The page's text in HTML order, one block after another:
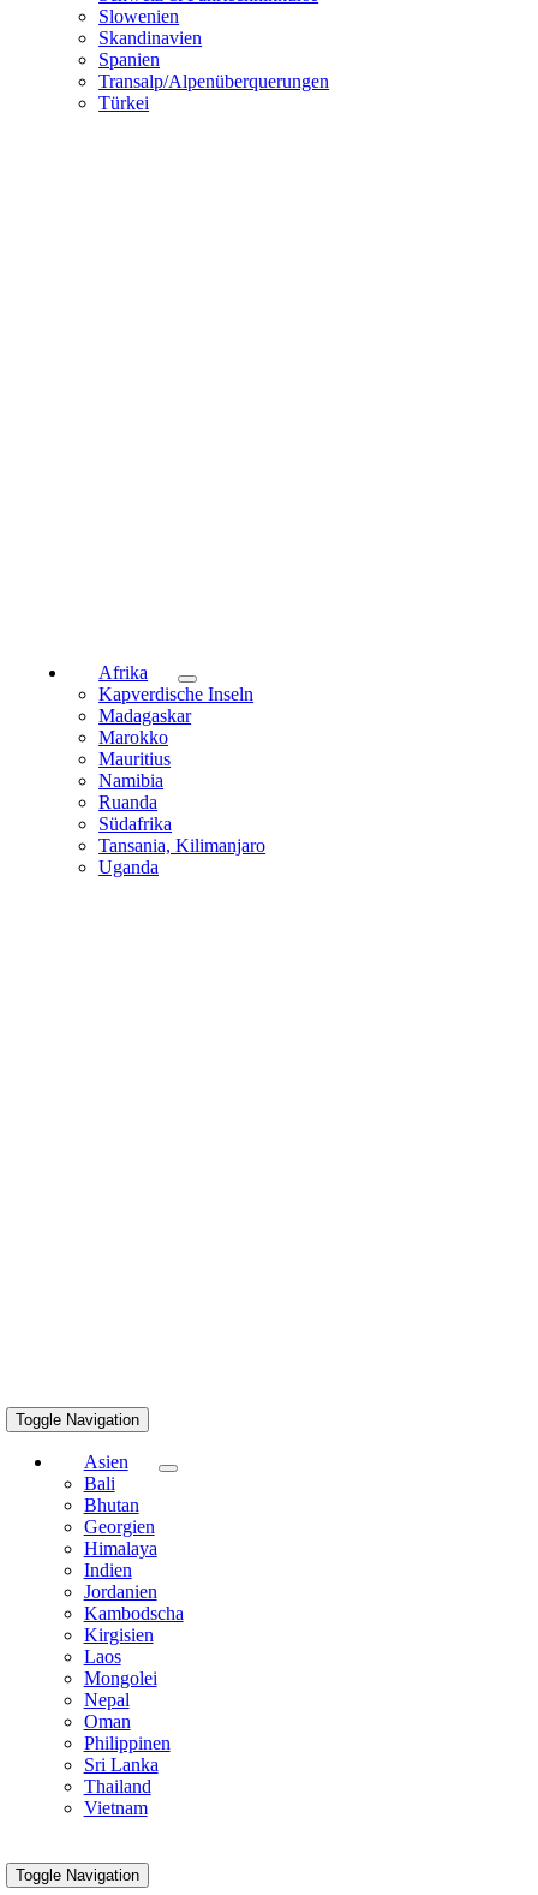
Slowenien
Skandinavien
Spanien
Transalp/Alpenüberquerungen
Türkei
Afrika
Kapverdische Inseln
Madagaskar
Marokko
Mauritius
Namibia
Ruanda
Südafrika
Tansania, Kilimanjaro
Uganda
Toggle Navigation
Asien
Bali
Bhutan
Georgien
Himalaya
Indien
Jordanien
Kambodscha
Kirgisien
Laos
Mongolei
Nepal
Oman
Philippinen
Sri Lanka
Thailand
Vietnam
Toggle Navigation